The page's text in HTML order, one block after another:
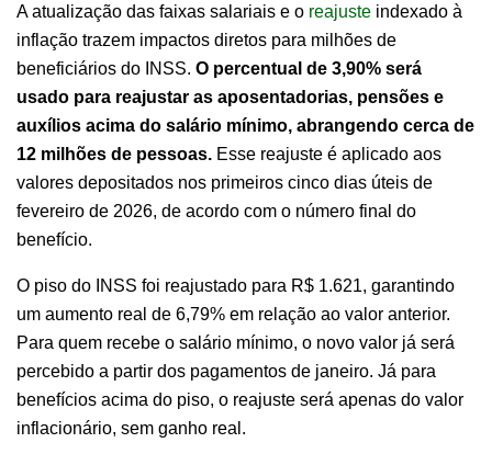
A atualização das faixas salariais e o reajuste indexado à
inflação trazem impactos diretos para milhões de
beneficiários do INSS. O percentual de 3,90% será
usado para reajustar as aposentadorias, pensões e
auxílios acima do salário mínimo, abrangendo cerca de
12 milhões de pessoas. Esse reajuste é aplicado aos
valores depositados nos primeiros cinco dias úteis de
fevereiro de 2026, de acordo com o número final do
benefício.
O piso do INSS foi reajustado para R$ 1.621, garantindo
um aumento real de 6,79% em relação ao valor anterior.
Para quem recebe o salário mínimo, o novo valor já será
percebido a partir dos pagamentos de janeiro. Já para
benefícios acima do piso, o reajuste será apenas do valor
inflacionário, sem ganho real.